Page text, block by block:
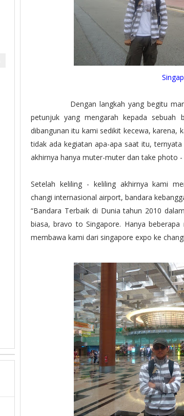
Dengan langkah yang begitu
petunjuk yang mengarah kepada sebuah
dibangunan itu kami sedikit kecewa, karena,
tidak ada kegiatan apa-apa saat itu,
akhirnya hanya muter-muter dan take photo
Setelah keliling - keliling akhirnya kami
changi internasional airport, bandara
“Bandara Terbaik di Dunia tahun 2010
biasa, bravo to Singapore. Hanya
membawa kami dari singapore expo ke